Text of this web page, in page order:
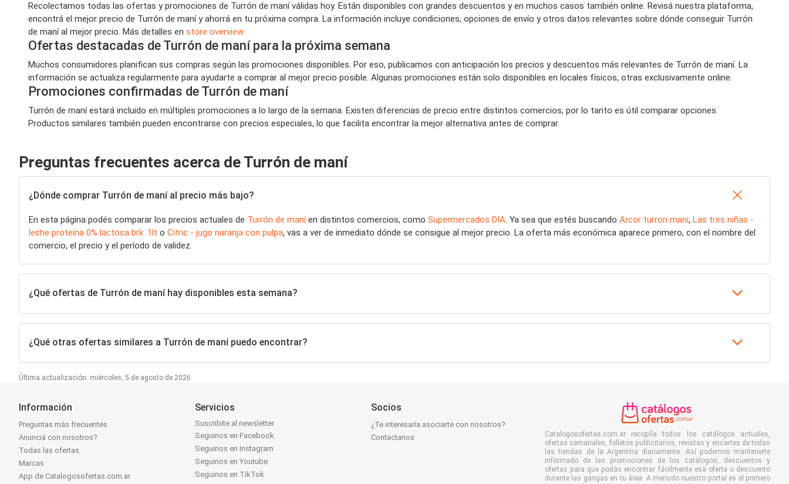
Recolectamos todas las ofertas y promociones de Turrón de maní válidas hoy. Están disponibles con grandes descuentos y en muchos casos también online. Revisá nuestra plataforma,
encontrá el mejor precio de Turrón de maní y ahorrá en tu próxima compra. La información incluye condiciones, opciones de envío y otros datos relevantes sobre dónde conseguir Turrón
de maní al mejor precio. Más detalles en store overview.
Ofertas destacadas de Turrón de maní para la próxima semana
Muchos consumidores planifican sus compras según las promociones disponibles. Por eso, publicamos con anticipación los precios y descuentos más relevantes de Turrón de maní. La
información se actualiza regularmente para ayudarte a comprar al mejor precio posible. Algunas promociones están solo disponibles en locales físicos, otras exclusivamente online.
Promociones confirmadas de Turrón de maní
Turrón de maní estará incluido en múltiples promociones a lo largo de la semana. Existen diferencias de precio entre distintos comercios, por lo tanto es útil comparar opciones.
Productos similares también pueden encontrarse con precios especiales, lo que facilita encontrar la mejor alternativa antes de comprar.
Preguntas frecuentes acerca de Turrón de maní
¿Dónde comprar Turrón de maní al precio más bajo?
En esta página podés comparar los precios actuales de Turrón de maníen distintos comercios, como Supermercados DIA. Ya sea que estés buscando Arcor turron mani, Las tres niñas -
leche proteina 0% lactosa brk. 1lt o Citric - jugo naranja con pulpa, vas a ver de inmediato dónde se consigue al mejor precio. La oferta más económica aparece primero, con el nombre del
comercio, el precio y el período de validez.
¿Qué ofertas de Turrón de maní hay disponibles esta semana?
¿Qué otras ofertas similares a Turrón de maní puedo encontrar?
Última actualización: miércoles, 5 de agosto de 2026
Información
Preguntas más frecuentes
Anunciá con nosotros?
Todas las ofertas
Marcas
App de Catalogosofertas.com.ar
Servicios
Suscribite al newsletter
Seguinos en Facebook
Seguinos en Instagram
Seguinos en Youtube
Seguinos en TikTok
Socios
¿Te interesaría asociarte con nosotros?
Contactanos
Catalogosofertas.com.ar recopila todos los catálogos actuales,
ofertas semanales, folletos publicitarios, revistas y encartes de todas
las tiendas de la Argentina diariamente. Así podemos mantenerte
informado de las promociones de los catálogos, descuentos y
ofertas para que podás encontrar fácilmente esa oferta o descuento
durante las gangas en tu área. A menudo nuestro portal es el primero